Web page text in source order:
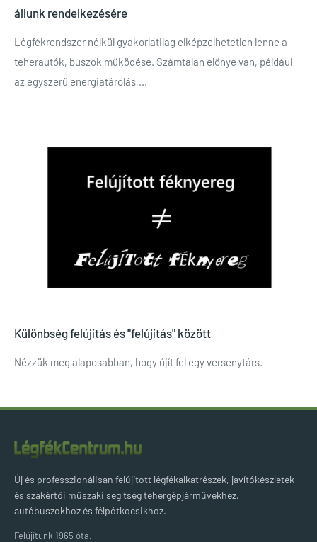
állunk rendelkezésére
Légfékrendszer nélkül gyakorlatilag elképzelhetetlen lenne a
teherautók, buszok működése. Számtalan előnye van, például
az egyszerű energiatárolás,...
Különbség felújítás és "felújítás" között
Nézzük meg alaposabban, hogy újít fel egy versenytárs.
Új és professzionálisan felújított légfékalkatrészek, javítókészletek
és szakértői műszaki segítség tehergépjárművekhez,
autóbuszokhoz és félpótkocsikhoz.
Felújítunk 1965 óta.